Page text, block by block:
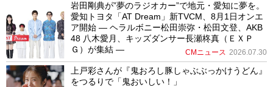
岩田剛典が”夢のラジオカー”で地元・愛知に夢を。
愛知トヨタ「AT Dream」新TVCM、8月1日オンエ
ア開始 ― ヘラルボニー松田崇弥・松田文登、AKB
48 八木愛月、キッズダンサー長瀬柊真（ＥＸＰ
Ｇ）が集結 ―
CMニュース 2026.07.30
上戸彩さんが『鬼おろし豚しゃぶぶっかけうどん』
をつるりで「鬼おいしい！」